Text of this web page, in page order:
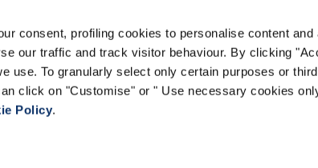
consent, profiling cookies to personalise content and
our traffic and track visitor behaviour. By clicking
use. To granularly select only certain purposes or
click on "Customise" or " Use necessary cookies
Policy.